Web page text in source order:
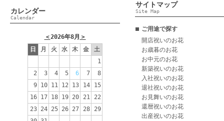
カレンダー
Calendar
＜2026年8月 ＞
日
月 火 水 木 金
土
1
2
3 4 5 6 7
8
9 10 11 12 13 14
15
16 17 18 19 20 21
22
23 24 25 26 27 28
29
サイトマップ
Site Map
ご用途で探す
開店祝いのお花
お歳暮のお花
お中元のお花
新築祝いのお花
入社祝いのお花
退社祝いのお花
お見舞いのお花
還暦祝いのお花
出産祝いのお花